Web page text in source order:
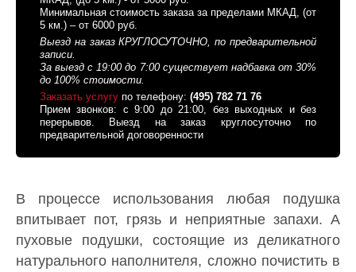
Минимальная стоимость заказа за пределами МКАД, (от
5 км.) – от 6000 руб.
Выезд на заказ КРУГЛОСУТОЧНО, по предварительной
записи.
За выезд с 19:00 до 7:00 существует надбавка от 30%
до 100% стоимости.
Заказать услугу по телефону: (495) 782 71 76
Прием звонков: с 9:00 до 21:00, без выходных и без
перерывов. Выезд на заказ круглосуточно по
предварительной договоренности
В процессе использования любая подушка
впитывает пот, грязь и неприятные запахи. А
пуховые подушки, состоящие из деликатного
натурального наполнителя, сложно почистить в